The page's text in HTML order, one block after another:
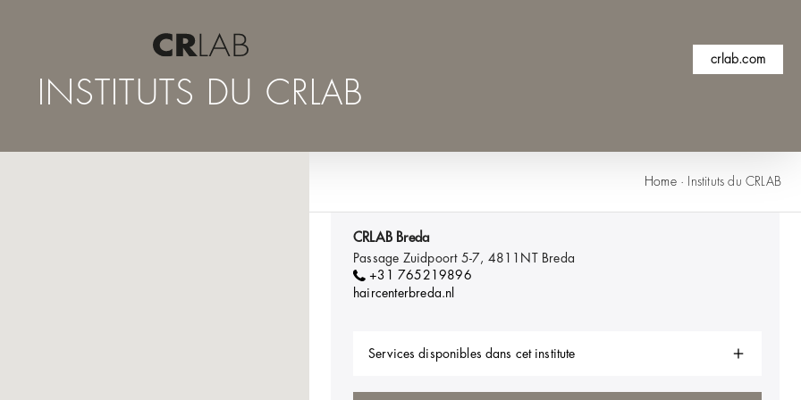
crlab.com
INSTITUTS DU CRLAB
Home · Instituts du CRLAB
CRLAB Breda
Passage Zuidpoort 5-7, 4811NT
Breda
+31 765219896
haircenterbreda.nl
Services disponibles dans cet institute